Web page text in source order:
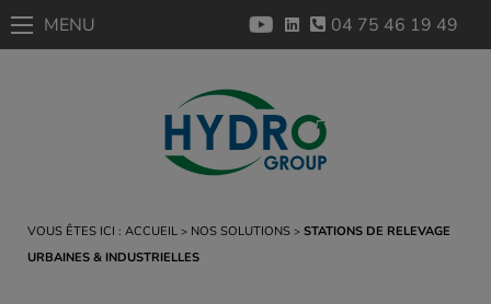
04 75 46 19 49
MENU
VOUS ÊTES ICI : ACCUEIL NOS SOLUTIONS
STATIONS DE RELEVAGE
URBAINES & INDUSTRIELLES